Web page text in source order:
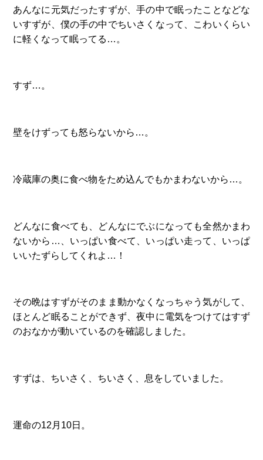
あんなに元気だったすずが、手の中で眠ったことなどな
いすずが、僕の手の中でちいさくなって、こわいくらい
に軽くなって眠ってる…。
すず…。
壁をけずっても怒らないから…。
冷蔵庫の奥に食べ物をため込んでもかまわないから…。
どんなに食べても、どんなにでぶになっても全然かまわ
ないから…、いっぱい食べて、いっぱい走って、いっぱ
いいたずらしてくれよ…！
その晩はすずがそのまま動かなくなっちゃう気がして、
ほとんど眠ることができず、夜中に電気をつけてはすず
のおなかが動いているのを確認しました。
すずは、ちいさく、ちいさく、息をしていました。
運命の12月10日。